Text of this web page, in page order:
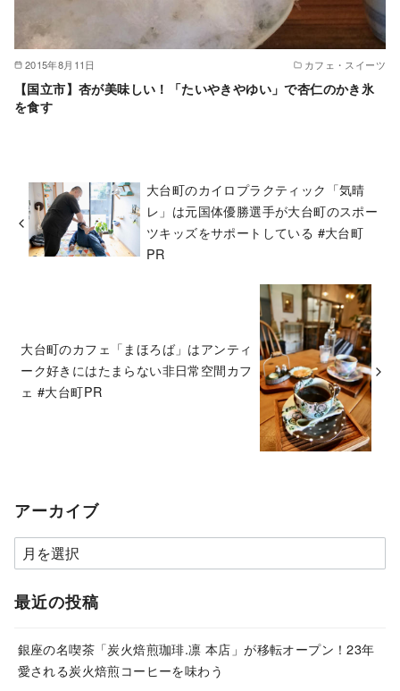
2015年8月11日 カフェ・スイーツ
【国立市】杏が美味しい！「たいやきやゆい」で杏仁のかき氷
を食す
大台町のカイロプラクティック「気晴
レ」は元国体優勝選手が大台町のスポー
ツキッズをサポートしている #大台町
PR
大台町のカフェ「まほろば」はアンティ
ーク好きにはたまらない非日常空間カフ
ェ #大台町PR
アーカイブ
ア
ー
カ
ブ
最近の投稿
銀座の名喫茶「炭火焙煎珈琲.凛 本店」が移転オープン！23年
愛される炭火焙煎コーヒーを味わう